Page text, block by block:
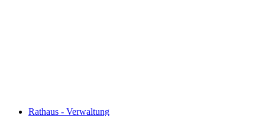
Rathaus - Verwaltung